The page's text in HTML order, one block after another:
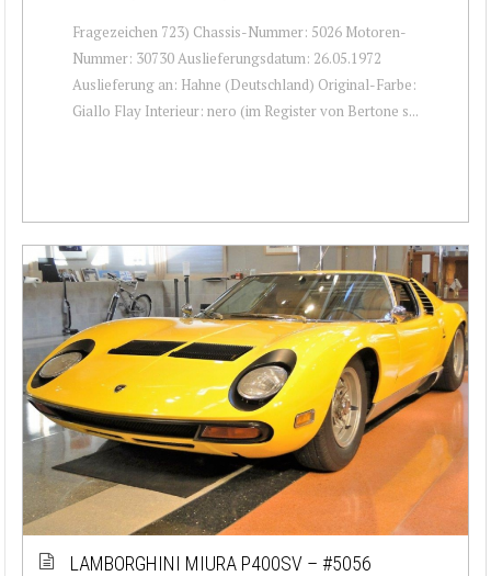
Fragezeichen 723) Chassis-Nummer: 5026 Motoren-
Nummer: 30730 Auslieferungsdatum: 26.05.1972
Auslieferung an: Hahne (Deutschland) Original-Farbe:
Giallo Flay Interieur: nero (im Register von Bertone s...
LAMBORGHINI MIURA P400SV – #5056